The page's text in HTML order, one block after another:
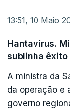
13:51, 10 Maio
Hantavírus.
sublinha êxito
A ministra da
da operação e
governo